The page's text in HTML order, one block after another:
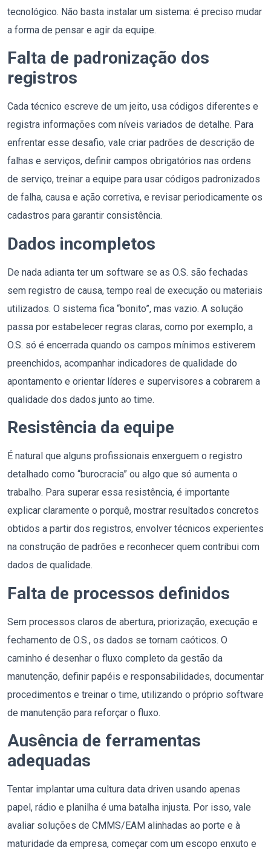
tecnológico. Não basta instalar um sistema: é preciso mudar
a forma de pensar e agir da equipe.
Falta de padronização dos
registros
Cada técnico escreve de um jeito, usa códigos diferentes e
registra informações com níveis variados de detalhe. Para
enfrentar esse desafio, vale criar padrões de descrição de
falhas e serviços, definir campos obrigatórios nas ordens
de serviço, treinar a equipe para usar códigos padronizados
de falha, causa e ação corretiva, e revisar periodicamente os
cadastros para garantir consistência.
Dados incompletos
De nada adianta ter um software se as O.S. são fechadas
sem registro de causa, tempo real de execução ou materiais
utilizados. O sistema fica “bonito”, mas vazio. A solução
passa por estabelecer regras claras, como por exemplo, a
O.S. só é encerrada quando os campos mínimos estiverem
preenchidos, acompanhar indicadores de qualidade do
apontamento e orientar líderes e supervisores a cobrarem a
qualidade dos dados junto ao time.
Resistência da equipe
É natural que alguns profissionais enxerguem o registro
detalhado como “burocracia” ou algo que só aumenta o
trabalho. Para superar essa resistência, é importante
explicar claramente o porquê, mostrar resultados concretos
obtidos a partir dos registros, envolver técnicos experientes
na construção de padrões e reconhecer quem contribui com
dados de qualidade.
Falta de processos definidos
Sem processos claros de abertura, priorização, execução e
fechamento de O.S., os dados se tornam caóticos. O
caminho é desenhar o fluxo completo da gestão da
manutenção, definir papéis e responsabilidades, documentar
procedimentos e treinar o time, utilizando o próprio software
de manutenção para reforçar o fluxo.
Ausência de ferramentas
adequadas
Tentar implantar uma cultura data driven usando apenas
papel, rádio e planilha é uma batalha injusta. Por isso, vale
avaliar soluções de CMMS/EAM alinhadas ao porte e à
maturidade da empresa, começar com um escopo enxuto e